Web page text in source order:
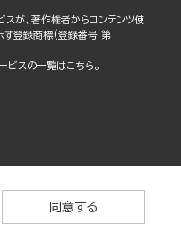
が、著作権者からコンテンツ使
す登録商標(登録番号 第
ビスの一覧はこちら。
同意する